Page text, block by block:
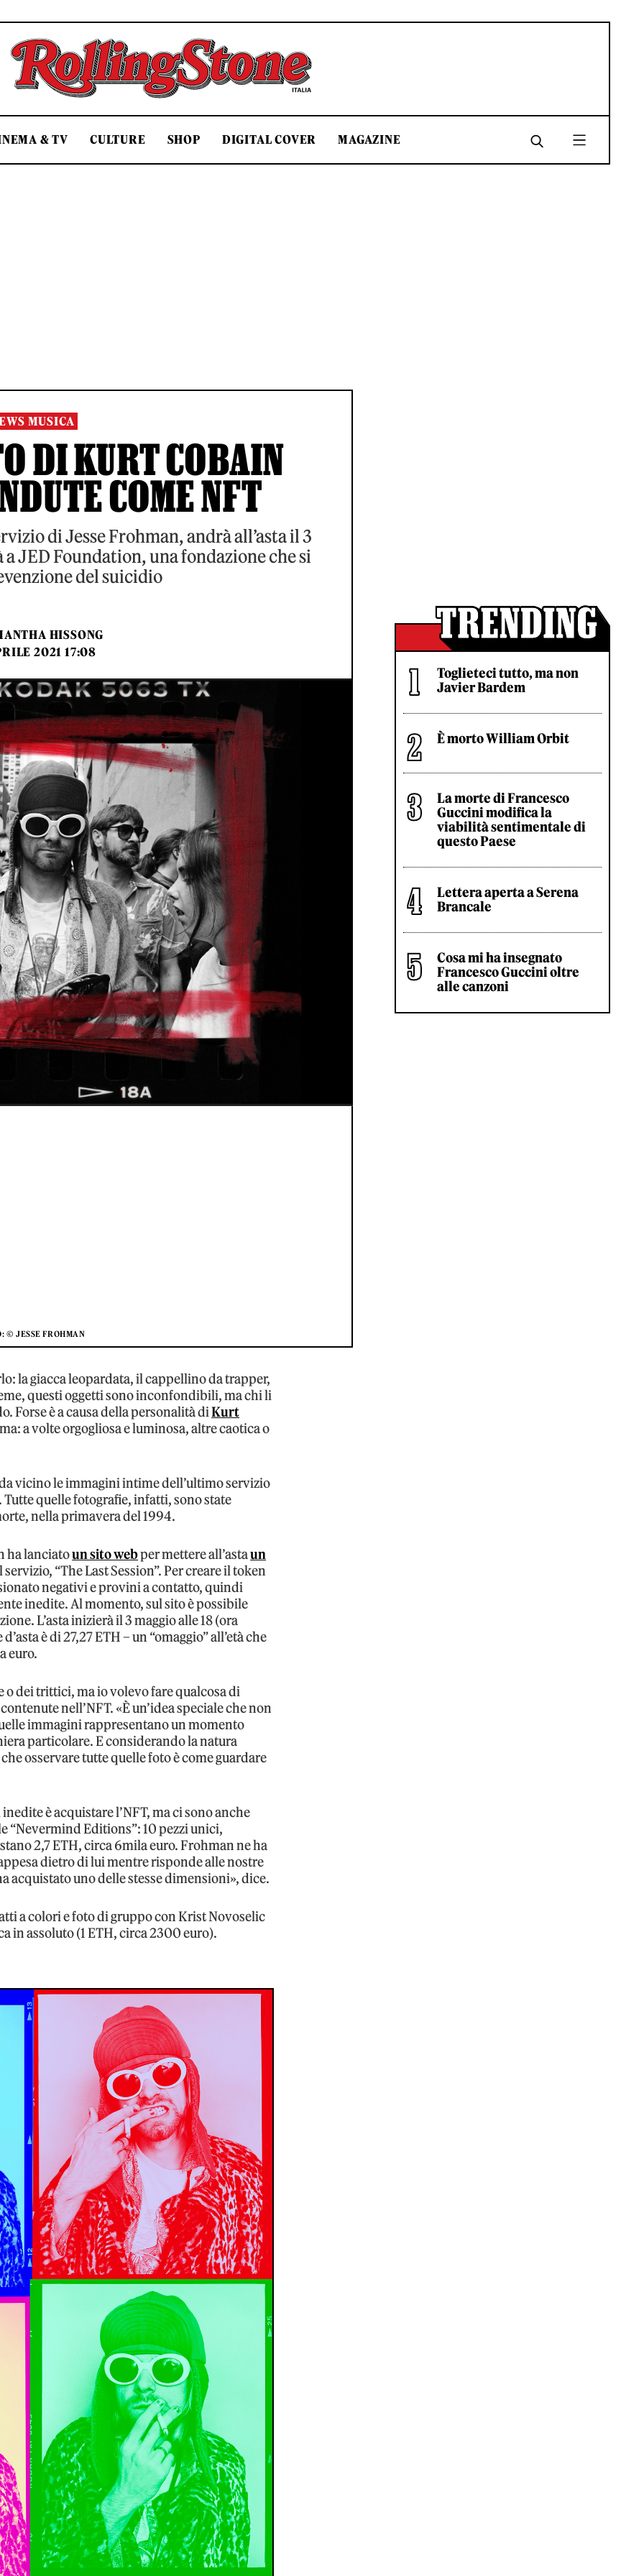
Rolling Stone Italia
& TV CULTURE SHOP DIGITAL COVER MAGAZINE
MUSICA
DI KURT COBAIN
COME NFT
di Jesse Frohman, andrà all’asta il 3
JED Foundation, una fondazione che si
del suicidio
HISSONG
2021 17:08
© JESSE FROHMAN
la giacca leopardata, il cappellino da trapper,
questi oggetti sono inconfondibili, ma chi li
Forse è a causa della personalità diKurt
a volte orgogliosa e luminosa, altre caotica o
vicino le immagini intime dell’ultimo servizio
Tutte quelle fotografie, infatti, sono state
nella primavera del 1994.
ha lanciatoun sito webper mettere all’astaun
“The Last Session”. Per creare il token
negativi e provini a contatto, quindi
inedite. Al momento, sul sito è possibile
L’asta inizierà il 3 maggio alle 18 (ora
è di 27,27 ETH – un “omaggio” all’età che
euro.
dei trittici, ma io volevo fare qualcosa di
nell’NFT. «È un’idea speciale che non
immagini rappresentano un momento
particolare. E considerando la natura
osservare tutte quelle foto è come guardare
è acquistare l’NFT, ma ci sono anche
“Nevermind Editions”: 10 pezzi unici,
2,7 ETH, circa 6mila euro. Frohman ne ha
dietro di lui mentre risponde alle nostre
acquistato uno delle stesse dimensioni», dice.
a colori e foto di gruppo con Krist Novoselic
in assoluto (1 ETH, circa 2300 euro).
Toglieteci tutto, ma non
Javier Bardem
È morto William Orbit
La morte di Francesco
Guccini modifica la
viabilità sentimentale di
questo Paese
Lettera aperta a Serena
Brancale
Cosa mi ha insegnato
Francesco Guccini oltre
alle canzoni